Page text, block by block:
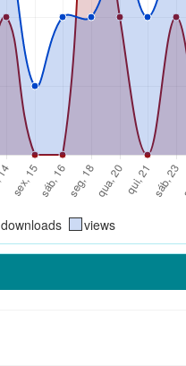
downloads views